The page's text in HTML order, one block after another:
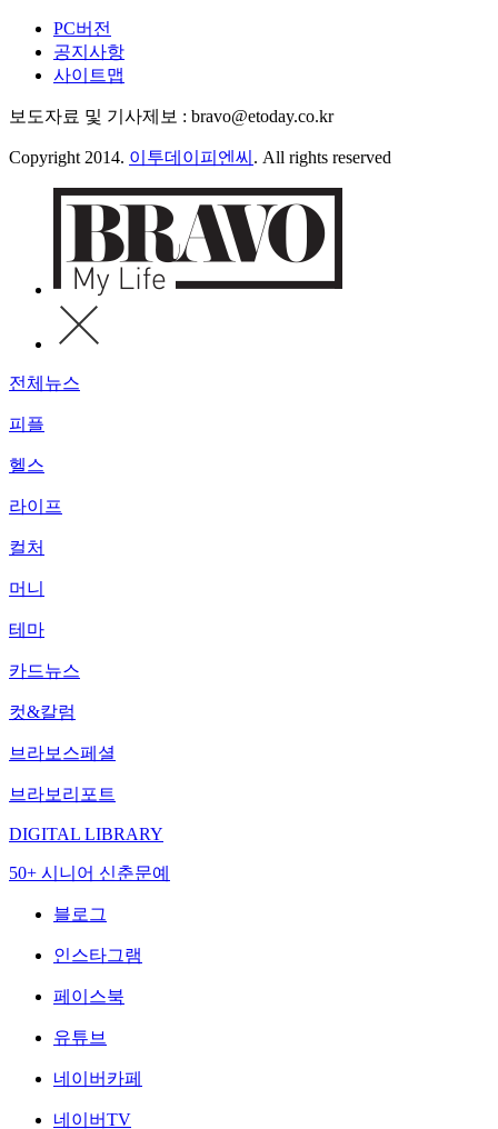
PC버전
공지사항
사이트맵
보도자료 및 기사제보 : bravo@etoday.co.kr
Copyright 2014. 이투데이피엔씨 . All rights reserved
전체뉴스
피플
헬스
라이프
컬처
머니
테마
카드뉴스
컷&칼럼
브라보스페셜
브라보리포트
DIGITAL LIBRARY
50+ 시니어 신춘문예
블로그
인스타그램
페이스북
유튜브
네이버카페
네이버TV